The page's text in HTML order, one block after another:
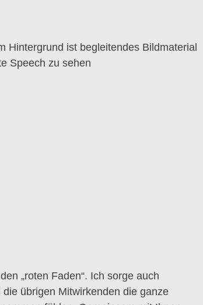
„roten Faden“. Ich sorge auch
übrigen Mitwirkenden die ganze